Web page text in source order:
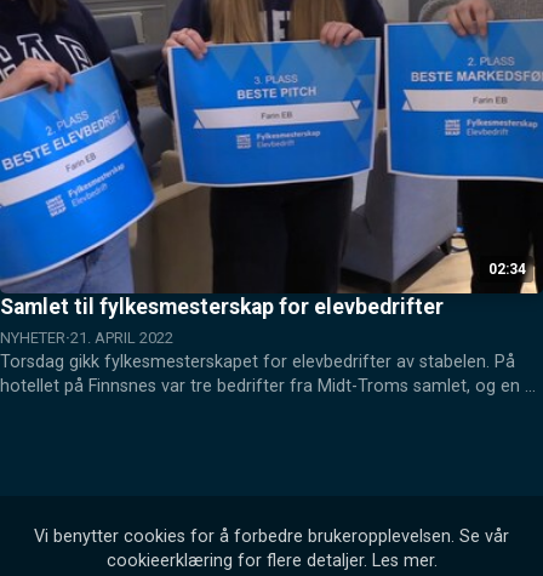
02:34
Samlet til fylkesmesterskap for elevbedrifter
NYHETER 21. APRIL 2022
Torsdag gikk fylkesmesterskapet for elevbedrifter av stabelen. På
hotellet på Finnsnes var tre bedrifter fra Midt-Troms samlet, og en av
Vi benytter cookies for å forbedre brukeropplevelsen. Se vår
cookieerklæring for flere detaljer. Les mer.